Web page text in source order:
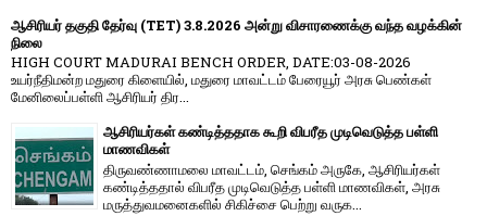
ஆசிரியர் தகுதி தேர்வு (TET) 3.8.2026 அன்று விசாரணைக்கு வந்த வழக்கின்
நிலை
HIGH COURT MADURAI BENCH ORDER, DATE:03-08-2026
உயர்நீதிமன்ற மதுரை கிளையில், மதுரை மாவட்டம் பேரையூர் அரசு பெண்கள்
மேனிலைப்பள்ளி ஆசிரியர் திர...
ஆசிரியர்கள் கண்டித்ததாக கூறி விபரீத முடிவெடுத்த பள்ளி
மாணவிகள்
திருவண்ணாமலை மாவட்டம், செங்கம் அருகே, ஆசிரியர்கள்
கண்டித்ததால் விபரீத முடிவெடுத்த பள்ளி மாணவிகள், அரசு
மருத்துவமனைகளில் சிகிச்சை பெற்று வருக...